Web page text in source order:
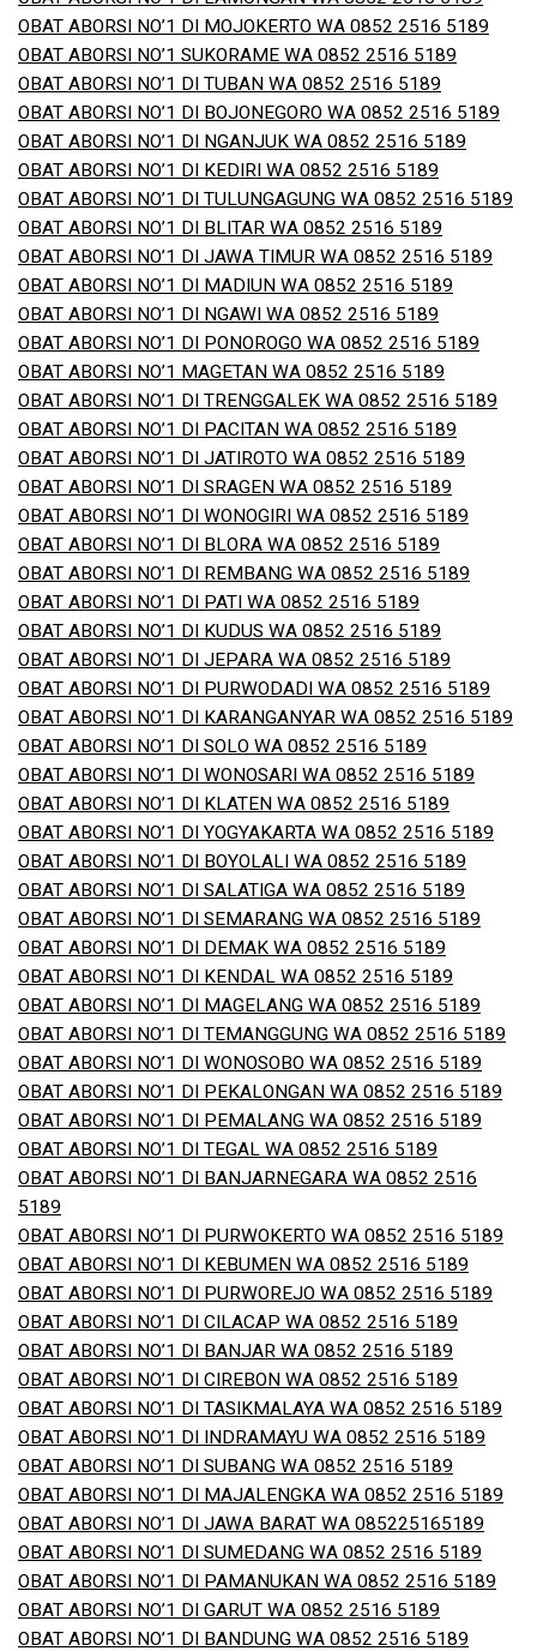
OBAT ABORSI NO’1 DI MOJOKERTO WA 0852 2516 5189
OBAT ABORSI NO’1 SUKORAME WA 0852 2516 5189
OBAT ABORSI NO’1 DI TUBAN WA 0852 2516 5189
OBAT ABORSI NO’1 DI BOJONEGORO WA 0852 2516 5189
OBAT ABORSI NO’1 DI NGANJUK WA 0852 2516 5189
OBAT ABORSI NO’1 DI KEDIRI WA 0852 2516 5189
OBAT ABORSI NO’1 DI TULUNGAGUNG WA 0852 2516 5189
OBAT ABORSI NO’1 DI BLITAR WA 0852 2516 5189
OBAT ABORSI NO’1 DI JAWA TIMUR WA 0852 2516 5189
OBAT ABORSI NO’1 DI MADIUN WA 0852 2516 5189
OBAT ABORSI NO’1 DI NGAWI WA 0852 2516 5189
OBAT ABORSI NO’1 DI PONOROGO WA 0852 2516 5189
OBAT ABORSI NO’1 MAGETAN WA 0852 2516 5189
OBAT ABORSI NO’1 DI TRENGGALEK WA 0852 2516 5189
OBAT ABORSI NO’1 DI PACITAN WA 0852 2516 5189
OBAT ABORSI NO’1 DI JATIROTO WA 0852 2516 5189
OBAT ABORSI NO’1 DI SRAGEN WA 0852 2516 5189
OBAT ABORSI NO’1 DI WONOGIRI WA 0852 2516 5189
OBAT ABORSI NO’1 DI BLORA WA 0852 2516 5189
OBAT ABORSI NO’1 DI REMBANG WA 0852 2516 5189
OBAT ABORSI NO’1 DI PATI WA 0852 2516 5189
OBAT ABORSI NO’1 DI KUDUS WA 0852 2516 5189
OBAT ABORSI NO’1 DI JEPARA WA 0852 2516 5189
OBAT ABORSI NO’1 DI PURWODADI WA 0852 2516 5189
OBAT ABORSI NO’1 DI KARANGANYAR WA 0852 2516 5189
OBAT ABORSI NO’1 DI SOLO WA 0852 2516 5189
OBAT ABORSI NO’1 DI WONOSARI WA 0852 2516 5189
OBAT ABORSI NO’1 DI KLATEN WA 0852 2516 5189
OBAT ABORSI NO’1 DI YOGYAKARTA WA 0852 2516 5189
OBAT ABORSI NO’1 DI BOYOLALI WA 0852 2516 5189
OBAT ABORSI NO’1 DI SALATIGA WA 0852 2516 5189
OBAT ABORSI NO’1 DI SEMARANG WA 0852 2516 5189
OBAT ABORSI NO’1 DI DEMAK WA 0852 2516 5189
OBAT ABORSI NO’1 DI KENDAL WA 0852 2516 5189
OBAT ABORSI NO’1 DI MAGELANG WA 0852 2516 5189
OBAT ABORSI NO’1 DI TEMANGGUNG WA 0852 2516 5189
OBAT ABORSI NO’1 DI WONOSOBO WA 0852 2516 5189
OBAT ABORSI NO’1 DI PEKALONGAN WA 0852 2516 5189
OBAT ABORSI NO’1 DI PEMALANG WA 0852 2516 5189
OBAT ABORSI NO’1 DI TEGAL WA 0852 2516 5189
OBAT ABORSI NO’1 DI BANJARNEGARA WA 0852 2516
5189
OBAT ABORSI NO’1 DI PURWOKERTO WA 0852 2516 5189
OBAT ABORSI NO’1 DI KEBUMEN WA 0852 2516 5189
OBAT ABORSI NO’1 DI PURWOREJO WA 0852 2516 5189
OBAT ABORSI NO’1 DI CILACAP WA 0852 2516 5189
OBAT ABORSI NO’1 DI BANJAR WA 0852 2516 5189
OBAT ABORSI NO’1 DI CIREBON WA 0852 2516 5189
OBAT ABORSI NO’1 DI TASIKMALAYA WA 0852 2516 5189
OBAT ABORSI NO’1 DI INDRAMAYU WA 0852 2516 5189
OBAT ABORSI NO’1 DI SUBANG WA 0852 2516 5189
OBAT ABORSI NO’1 DI MAJALENGKA WA 0852 2516 5189
OBAT ABORSI NO’1 DI JAWA BARAT WA 085225165189
OBAT ABORSI NO’1 DI SUMEDANG WA 0852 2516 5189
OBAT ABORSI NO’1 DI PAMANUKAN WA 0852 2516 5189
OBAT ABORSI NO’1 DI GARUT WA 0852 2516 5189
OBAT ABORSI NO’1 DI BANDUNG WA 0852 2516 5189